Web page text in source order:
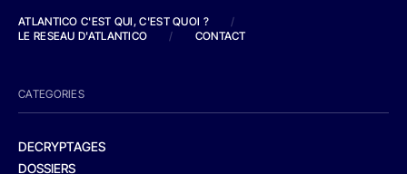
ATLANTICO C'EST QUI, C'EST QUOI ?
/
LE RESEAU D'ATLANTICO
/ CONTACT
CATEGORIES
DECRYPTAGES
DOSSIERS